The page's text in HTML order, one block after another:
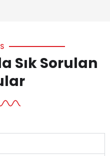
Sık Sorulan